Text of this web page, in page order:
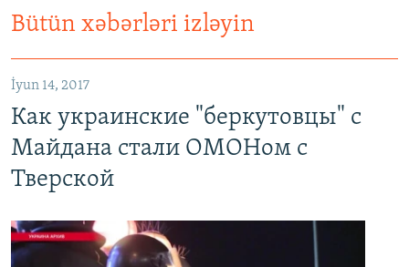
Bütün xəbərləri izləyin
İyun 14, 2017
Как украинские "беркутовцы" с
Майдана стали ОМОНом с
Тверской